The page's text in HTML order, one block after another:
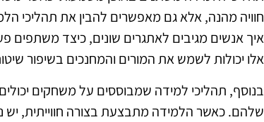
חוויה מהנה, אלא גם מאפשרים להבין את תהליכי
איך אנשים מגיבים לאתגרים שונים, כיצד משתפים
אלו יכולות לשמש את המורים והמחנכים בשיפור
בנוסף, תהליכי למידה שמבוססים על משחקים
שלהם. כאשר הלמידה מתבצעת בצורה חווייתית, יש